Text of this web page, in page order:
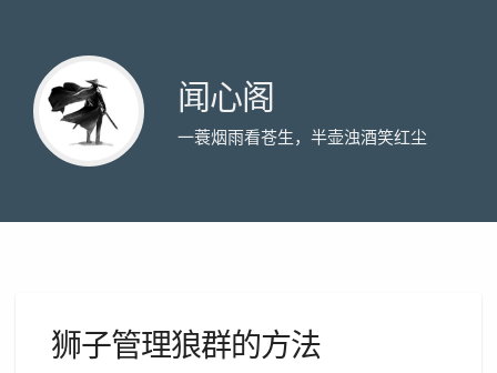
闻心阁
一蓑烟雨看苍生，半壶浊酒笑红尘
狮子管理狼群的方法